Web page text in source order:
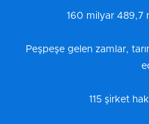
160 milyar 489,7
Peşpeşe gelen zamlar,
115 şirket